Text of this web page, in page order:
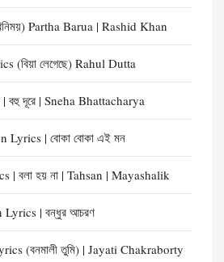
Partha Barua | Rashid Khan
(বিয়া লেগেছে) Rahul Dutta
দূরে | Sneha Bhattacharya
| বোকা বোকা এই মন
| বলা হয় না | Tahsan | Mayashalik
| বন্ধুর আচরণ
(বনমালী তুমি) | Jayati Chakraborty